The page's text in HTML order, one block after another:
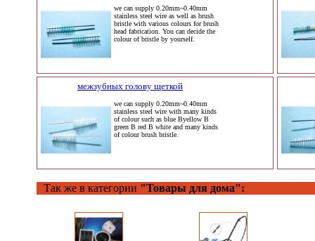
we can supply 0.20mm~0.40mm
stainless steel wire as well as brush
bristle with various colours for brush
head fabrication. You can decide the
colour of bristle by yourself.
межзубных голову щеткой
we can supply 0.20mm~0.40mm
stainless steel wire with many kinds
of colour such as blue Byellow B
green B red B white and many kinds
of colour brush bristle.
Так же в категории "Товары для дома":